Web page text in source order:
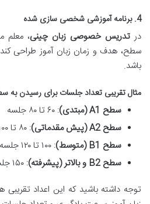
4. برنامه آموزشی شخصی سازی شده
در تدریس خصوصی زبان چینی، معلم
سطح، هدف و زمان زبان آموز طراحی کند
باشد.
مثال تقریبی تعداد جلسات برای رسیدن به
سطح A1 (مبتدی)
: ۶۰ تا ۸۰ جلسه
سطح A2 (پیش مقدماتی)
: ۸۰ تا ۱۰۰ جلسه
سطح B1 (متوسط)
: ۱۰۰ تا ۱۲۰ جلسه
سطح B2 و بالاتر (پیشرفته)
: ۱۵۰ جلسه و بیشتر
توجه داشته باشید که این اعداد